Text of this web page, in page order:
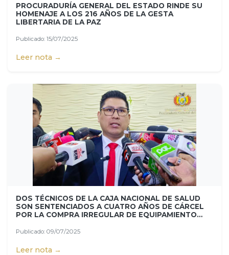
PROCURADURÍA GENERAL DEL ESTADO RINDE SU
HOMENAJE A LOS 216 AÑOS DE LA GESTA
LIBERTARIA DE LA PAZ
Publicado: 15/07/2025
Leer nota →
DOS TÉCNICOS DE LA CAJA NACIONAL DE SALUD
SON SENTENCIADOS A CUATRO AÑOS DE CÁRCEL
POR LA COMPRA IRREGULAR DE EQUIPAMIENTO
Publicado: 09/07/2025
Leer nota →